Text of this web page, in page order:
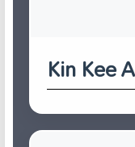
Kin Kee